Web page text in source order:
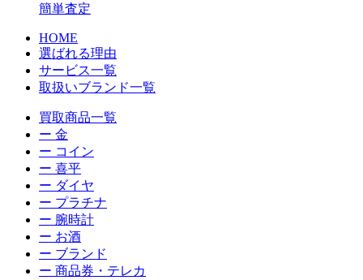
簡単査定
HOME
選ばれる理由
サービス一覧
取扱いブランド一覧
買取商品一覧
ー 金
ー コイン
ー 喜平
ー ダイヤ
ー プラチナ
ー 腕時計
ー お酒
ー ブランド
ー 商品券・テレカ